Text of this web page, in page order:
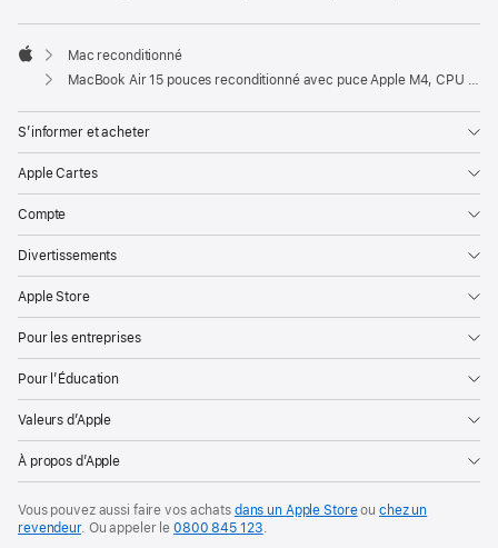
Apple
Mac reconditionné
MacBook Air 15 pouces reconditionné avec puce Apple M4, CPU 10 cœurs et GPU 10 cœurs – Bleu ciel
S’informer et acheter
Apple Cartes
Compte
Divertissements
Apple Store
Pour les entreprises
Pour l’Éducation
Valeurs d’Apple
À propos d’Apple
Vous pouvez aussi faire vos achats dans un Apple Storeouchez un
revendeur. Ouappeler le0800 845 123